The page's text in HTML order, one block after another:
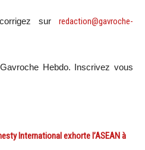
sur redaction@gavroche-
Hebdo. Inscrivez vous
International exhorte l’ASEAN à